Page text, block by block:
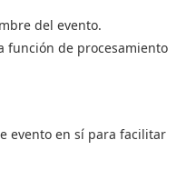
del evento.
función de procesamiento
evento en sí para facilitar